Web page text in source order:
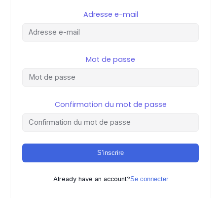
Adresse e-mail
Mot de passe
Confirmation du mot de passe
S’inscrire
Already have an account?Se connecter